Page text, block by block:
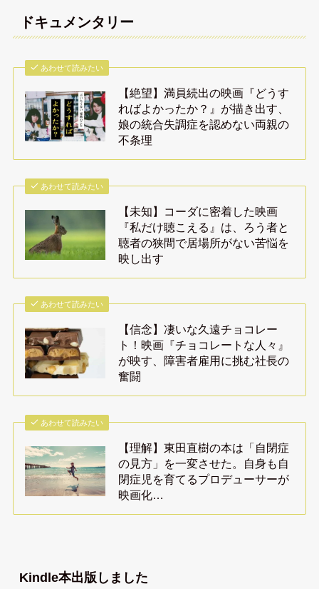
ドキュメンタリー
あわせて読みたい
【絶望】満員続出の映画『どうす
ればよかったか？』が描き出す、
娘の統合失調症を認めない両親の
不条理
あわせて読みたい
【未知】コーダに密着した映画
『私だけ聴こえる』は、ろう者と
聴者の狭間で居場所がない苦悩を
映し出す
あわせて読みたい
【信念】凄いな久遠チョコレー
ト！映画『チョコレートな人々』
が映す、障害者雇用に挑む社長の
奮闘
あわせて読みたい
【理解】東田直樹の本は「自閉症
の見方」を一変させた。自身も自
閉症児を育てるプロデューサーが
映画化…
Kindle本出版しました